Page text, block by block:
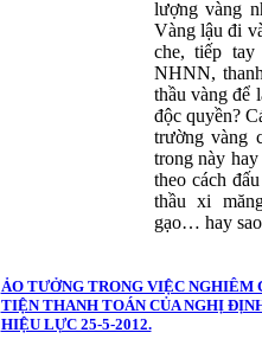
lượng vàng
Vàng lậu đi
che, tiếp
NHNN,
thầu vàng để
độc quyền?
trường vàng
trong này
theo cách
thầu xi
gạo… hay
ẢO TƯỞNG TRONG VIỆC NGHIÊM
TIỆN THANH TOÁN CỦA NGHỊ
HIỆU LỰC 25-5-2012.